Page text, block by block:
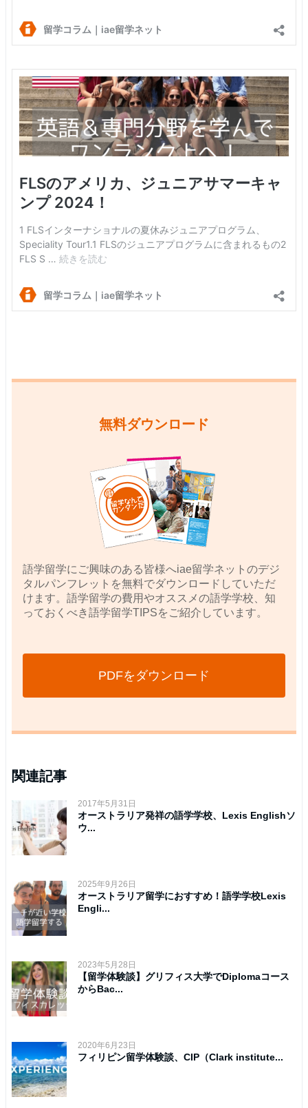
無料ダウンロード
語学留学にご興味のある皆様へiae留学ネットのデジ
タルパンフレットを無料でダウンロードしていただ
けます。語学留学の費用やオススメの語学学校、知
っておくべき語学留学TIPSをご紹介しています。
PDFをダウンロード
関連記事
2017年5月31日
オーストラリア発祥の語学学校、Lexis Englishソ
ウ...
2025年9月26日
オーストラリア留学におすすめ！語学学校Lexis
Engli...
2023年5月28日
【留学体験談】グリフィス大学でDiplomaコース
からBac...
2020年6月23日
フィリピン留学体験談、CIP（Clark institute...